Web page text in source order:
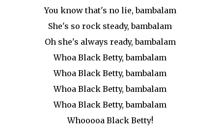
You know that's no lie, bambalam
She's so rock steady, bambalam
Oh she's always ready, bambalam
Whoa Black Betty, bambalam
Whoa Black Betty, bambalam
Whoa Black Betty, bambalam
Whoa Black Betty, bambalam
Whooooa Black Betty!